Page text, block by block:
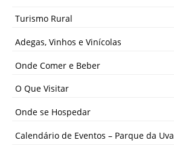
Turismo Rural
Adegas, Vinhos e Vinícolas
Onde Comer e Beber
O Que Visitar
Onde se Hospedar
Calendário de Eventos – Parque da Uva